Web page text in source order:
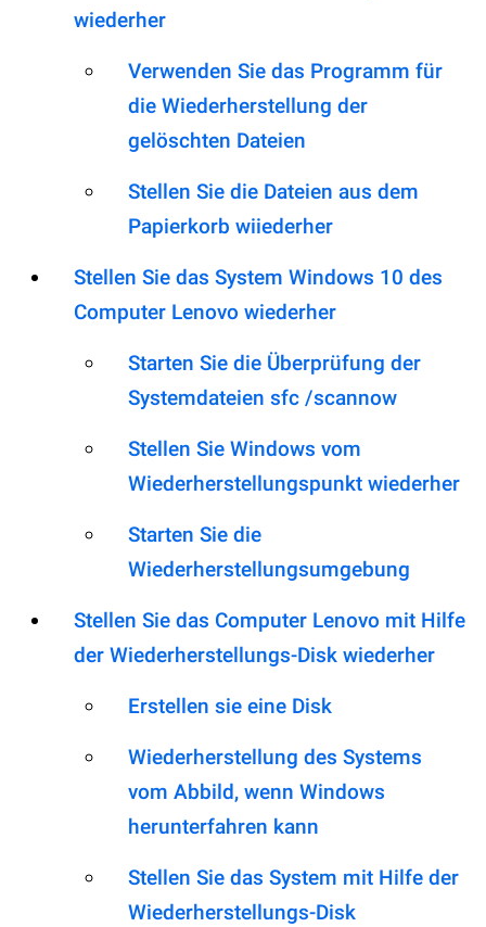
wiederher
Verwenden Sie das Programm für
die Wiederherstellung der
gelöschten Dateien
Stellen Sie die Dateien aus dem
Papierkorb wiiederher
Stellen Sie das System Windows 10 des
Computer Lenovo wiederher
Starten Sie die Überprüfung der
Systemdateien sfc /scannow
Stellen Sie Windows vom
Wiederherstellungspunkt wiederher
Starten Sie die
Wiederherstellungsumgebung
Stellen Sie das Computer Lenovo mit Hilfe
der Wiederherstellungs-Disk wiederher
Erstellen sie eine Disk
Wiederherstellung des Systems
vom Abbild, wenn Windows
herunterfahren kann
Stellen Sie das System mit Hilfe der
Wiederherstellungs-Disk